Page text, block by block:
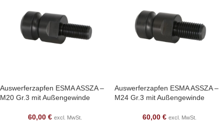
Auswerferzapfen ESMA ASSZA –
M20 Gr.3 mit Außengewinde
60,00 € excl. MwSt.
Auswerferzapfen ESMA ASSZA –
M24 Gr.3 mit Außengewinde
60,00 € excl. MwSt.